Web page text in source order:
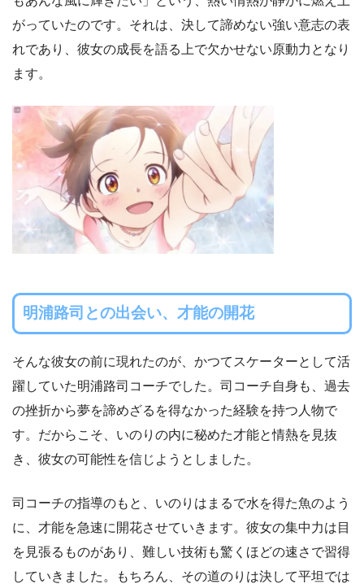
がっていたのです。それは、決して諦めない強い意志の表
れであり、彼女の成長を語る上で欠かせない原動力となり
ます。
明浦路司との出会い、才能の開花
そんな彼女の前に現れたのが、かつてスケーターとして活
躍していた明浦路司コーチでした。司コーチ自身も、過去
の挫折から夢を諦めざるを得なかった経験を持つ人物で
す。だからこそ、いのりの内に秘めた才能と情熱を見抜
き、彼女の可能性を信じようとしました。
司コーチの指導のもと、いのりはまるで水を得た魚のよう
に、才能を急速に開花させていきます。彼女の集中力は目
を見張るものがあり、難しい技術も驚くほどの速さで習得
していきました。もちろん、その道のりは決して平坦では